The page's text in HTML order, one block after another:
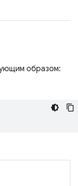
образом: